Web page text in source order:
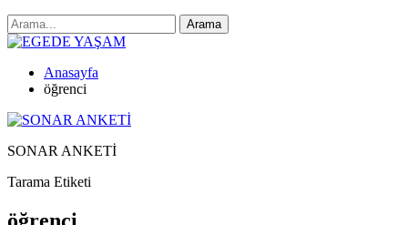
Anasayfa
öğrenci
SONAR ANKETİ
Tarama Etiketi